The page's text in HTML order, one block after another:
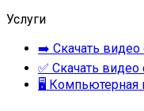
Услуги
➡️ Скачать видео
✅ Скачать
🖥 Компьютерная